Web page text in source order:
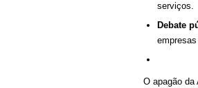
serviços.
Debate
O apagão da